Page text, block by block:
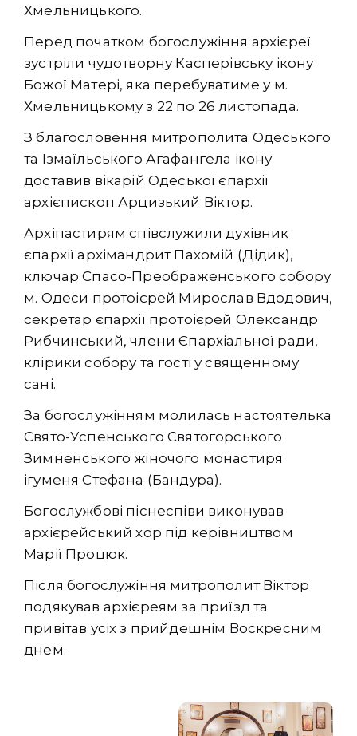
Хмельницького.
Перед початком богослужіння архієреї
зустріли чудотворну Касперівську ікону
Божої Матері, яка перебуватиме у м.
Хмельницькому з 22 по 26 листопада.
З благословення митрополита Одеського
та Ізмаїльського Агафангела ікону
доставив вікарій Одеської єпархії
архієпископ Арцизький Віктор.
Архіпастирям співслужили духівник
єпархії архімандрит Пахомій (Дідик),
ключар Спасо-Преображенського собору
м. Одеси протоієрей Мирослав Вдодович,
секретар єпархії протоієрей Олександр
Рибчинський, члени Єпархіальної ради,
клірики собору та гості у священному
сані.
За богослужінням молилась настоятелька
Свято-Успенського Святогорського
Зимненського жіночого монастиря
ігуменя Стефана (Бандура).
Богослужбові піснеспіви виконував
архієрейський хор під керівництвом
Марії Процюк.
Після богослужіння митрополит Віктор
подякував архієреям за приїзд та
привітав усіх з прийдешнім Воскресним
днем.